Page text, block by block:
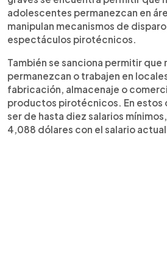
adolescentes permanezcan en
manipulan mecanismos de
espectáculos pirotécnicos.
También se sanciona permitir que
permanezcan o trabajen en
fabricación, almacenaje o
productos pirotécnicos. En estos
ser de hasta diez salarios
4,088 dólares con el salario